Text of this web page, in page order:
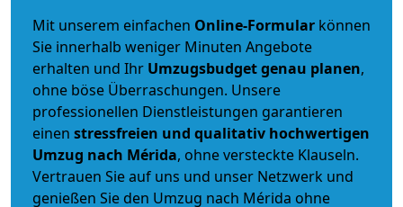
Mit unserem einfachen Online-Formular können
Sie innerhalb weniger Minuten Angebote
erhalten und Ihr Umzugsbudgetgenau planen,
ohne böse Überraschungen. Unsere
professionellen Dienstleistungen garantieren
einen stressfreien und qualitativ hochwertigen
Umzug nach Mérida, ohne versteckte Klauseln.
Vertrauen Sie auf uns und unser Netzwerk und
genießen Sie den Umzug nach Mérida ohne